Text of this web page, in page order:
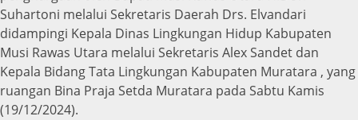
Suhartoni melalui Sekretaris Daerah Drs. Elvandari
didampingi Kepala Dinas Lingkungan Hidup Kabupaten
Musi Rawas Utara melalui Sekretaris Alex Sandet dan
Kepala Bidang Tata Lingkungan Kabupaten Muratara , yang
ruangan Bina Praja Setda Muratara pada Sabtu Kamis
(19/12/2024).